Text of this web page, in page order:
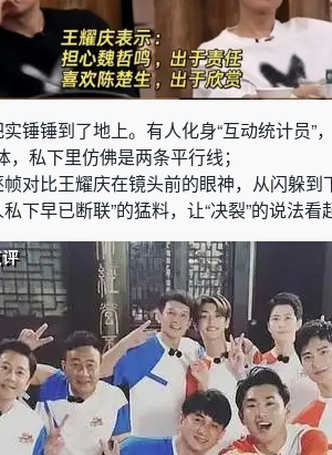
锤锤到了地上。有人化身“互动统计员”
私下里仿佛是两条平行线；
对比王耀庆在镜头前的眼神，从闪躲
下早已断联”的猛料，让“决裂”的说法看